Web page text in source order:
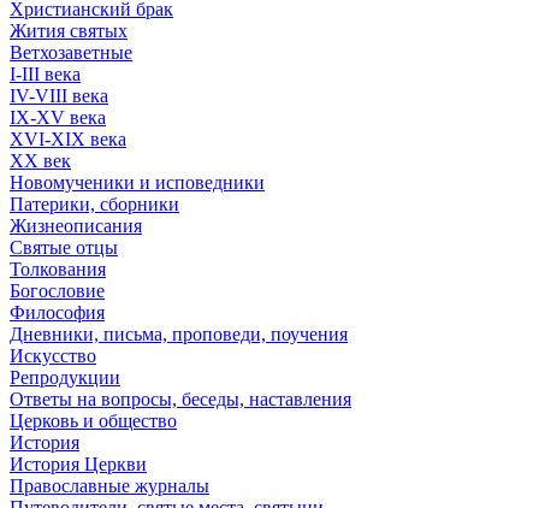
Христианский брак
Жития святых
Ветхозаветные
I-III века
IV-VIII века
IX-XV века
XVI-XIX века
XX век
Новомученики и исповедники
Патерики, сборники
Жизнеописания
Святые отцы
Толкования
Богословие
Философия
Дневники, письма, проповеди, поучения
Искусство
Репродукции
Ответы на вопросы, беседы, наставления
Церковь и общество
История
История Церкви
Православные журналы